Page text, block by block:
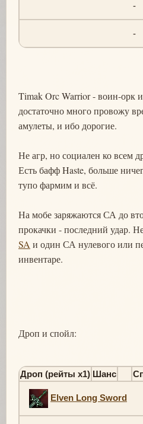
-
-
Timak Orc Warrior - воин-орк
достаточно много провожу
амулеты, и ибо дорогие.
Не агр, но социален ко всем
Есть бафф Haste, больше
тупо фармим и всё.
На мобе заряжаются СА до
прокачки - последний удар.
SA и один СА нулевого или
инвентаре.
Дроп и спойл:
Дроп (рейты х1) Шанс
Elven Long Sword